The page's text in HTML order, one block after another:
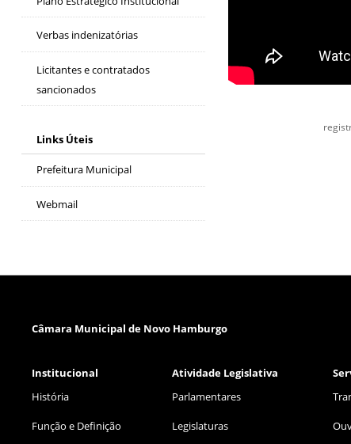
Verbas indenizatórias
Licitantes e contratados
sancionados
Links Úteis
Prefeitura Municipal
Webmail
Câmara Municipal de Novo Hamburgo
Institucional Atividade Legislativa
História
Função e Definição
Parlamentares
Legislaturas